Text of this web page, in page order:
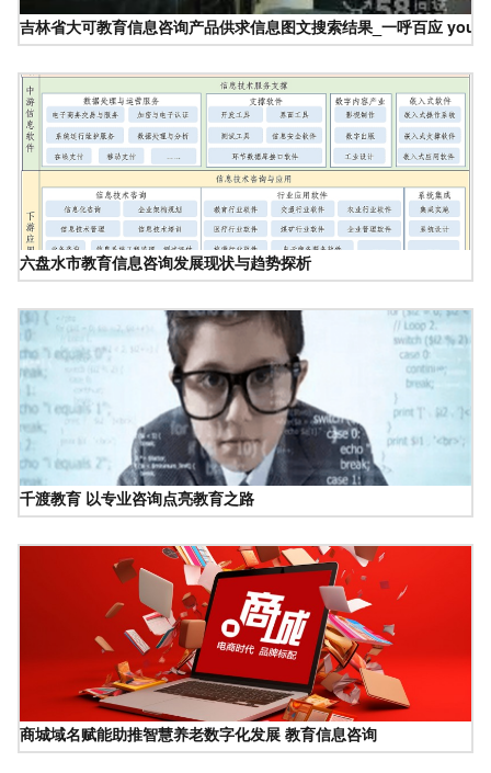
吉林省大可教育信息咨询产品供求信息图文搜索结果_一呼百应
六盘水市教育信息咨询发展现状与趋势探析
千渡教育 以专业咨询点亮教育之路
商城域名赋能助推智慧养老数字化发展 教育信息咨询